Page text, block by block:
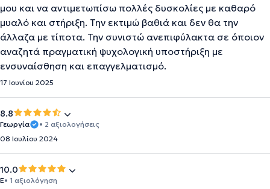
μου και να αντιμετωπίσω πολλές δυσκολίες με καθαρό
μυαλό και στήριξη. Την εκτιμώ βαθιά και δεν θα την
άλλαζα με τίποτα. Την συνιστώ ανεπιφύλακτα σε όποιον
αναζητά πραγματική ψυχολογική υποστήριξη με
ενσυναίσθηση και επαγγελματισμό.
17 Ιουνίου 2025
8.8
Γεωργία
• 2 αξιολογήσεις
08 Ιουλίου 2024
10.0
E• 1 αξιολόγηση